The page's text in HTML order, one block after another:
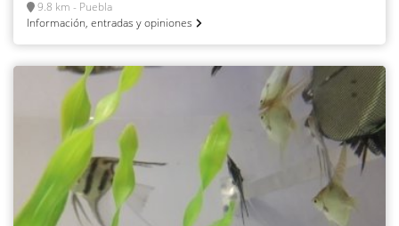
9.8 km - Puebla
Información, entradas y opiniones